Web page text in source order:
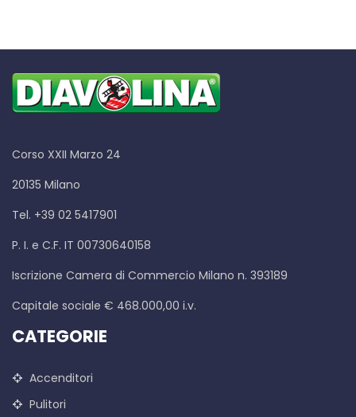
Corso XXII Marzo 24
20135 Milano
Tel. +39 02 5417901
P. I. e C.F. IT 00730640158
Iscrizione Camera di Commercio Milano n. 393189
Capitale sociale € 468.000,00 i.v.
CATEGORIE
Accenditori
Pulitori